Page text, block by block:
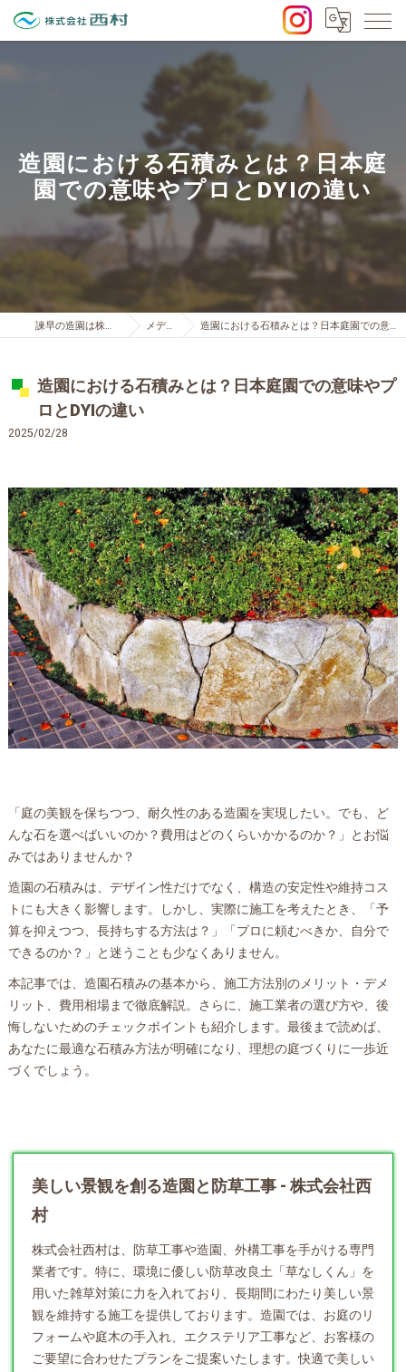
造園における石積みとは？日本庭
園での意味やプロとDYIの違い
諫早の造園は株式会社西村 メディア 造園における石積みとは？日本庭園での意味やプロとDYIの違い
造園における石積みとは？日本庭園での意味やプ
ロとDYIの違い
2025/02/28
「庭の美観を保ちつつ、耐久性のある造園を実現したい。でも、ど
んな石を選べばいいのか？費用はどのくらいかかるのか？」とお悩
みではありませんか？
造園の石積みは、デザイン性だけでなく、構造の安定性や維持コス
トにも大きく影響します。しかし、実際に施工を考えたとき、「予
算を抑えつつ、長持ちする方法は？」「プロに頼むべきか、自分で
できるのか？」と迷うことも少なくありません。
本記事では、造園石積みの基本から、施工方法別のメリット・デメ
リット、費用相場まで徹底解説。さらに、施工業者の選び方や、後
悔しないためのチェックポイントも紹介します。最後まで読めば、
あなたに最適な石積み方法が明確になり、理想の庭づくりに一歩近
づくでしょう。
美しい景観を創る造園と防草工事 - 株式会社西
村
株式会社西村は、防草工事や造園
、外構工事を手がける専門
業者です。特に、環境に優しい防草改良土「草なしくん」を
用いた雑草対策に力を入れており、長期間にわたり美しい景
観を維持する施工を提供しております。造園では、お庭のリ
フォームや庭木の手入れ、エクステリア工事など、お客様の
ご要望に合わせたプランをご提案いたします。快適で美しい